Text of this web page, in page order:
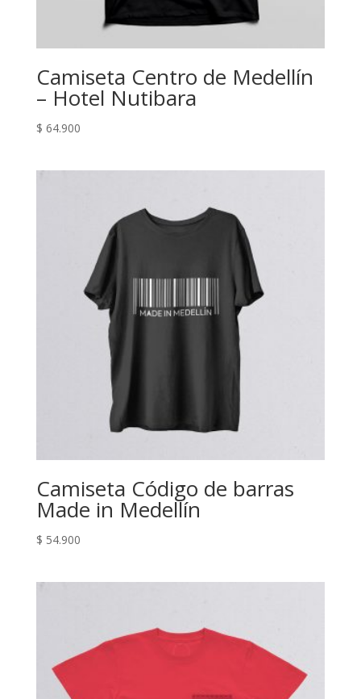
Camiseta Centro de Medellín
– Hotel Nutibara
$ 64.900
Camiseta Código de barras
Made in Medellín
$ 54.900